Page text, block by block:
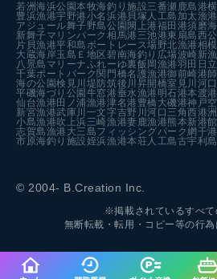
若洲海浜公園本牧海釣り施設三番瀬 鹿島港
豊浜漁港宇野港小名浜港 貝塚人工島 加太漁港
アジュール舞子野島公園 閖上港福田港須磨
新舞子マリンパーク 相馬港 三池港東扇島西
片貝漁港平和島ボートレース場野北漁港相
大蔵海岸玉島Ｅ地区 碧南海釣り広場波崎新
八景島マリーナふれーゆ裏飯岡漁港羽田 日
千葉ポートパーク 関門橋名護漁港御前崎港
海の公園検見川堤防筑後川昇開橋室見川河
平磯海づり公園 牛窓港垂水漁港 明石港本渡
仙台漁港 田ノ浦漁港津名港 豊橋 大磯港神戸
新宮漁港武庫川一文字吉野川河口 三角西港
小島漁港吹上浜三崎漁港妻鹿漁港熊本新港
志賀島漁港 大三島フィッシングパーク網干港
市原海釣り施設姪浜漁港本荘人工島古宇利
© 2004- B.Creation Inc.
※掲載されているすべて
無断転載・転用・コピー等の行為